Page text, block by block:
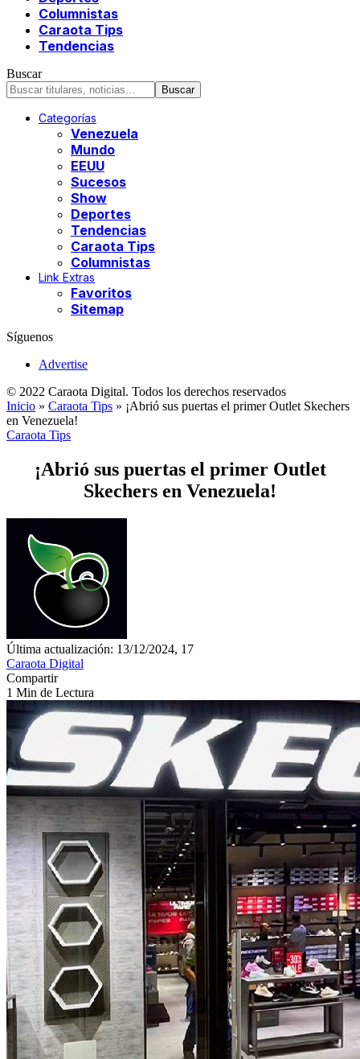
Columnistas
Caraota Tips
Tendencias
Buscar
Categorías
Venezuela
Mundo
EEUU
Sucesos
Show
Deportes
Tendencias
Caraota Tips
Columnistas
Link Extras
Favoritos
Sitemap
Síguenos
Advertise
© 2022 Caraota Digital. Todos los derechos reservados
Inicio » Caraota Tips » ¡Abrió sus puertas el primer Outlet Skechers
en Venezuela!
Caraota Tips
¡Abrió sus puertas el primer Outlet
Skechers en Venezuela!
Última actualización: 13/12/2024, 17
Caraota Digital
Compartir
1 Min de Lectura